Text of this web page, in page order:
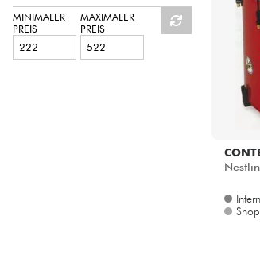
MINIMALER
PREIS
MAXIMALER
PREIS